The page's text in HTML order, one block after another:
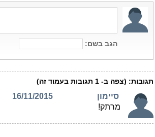
הגב בשם:
תגובות: (צפה ב- 1 תגובות בעמוד זה)
סיימון
16/11/2015
מרתק!